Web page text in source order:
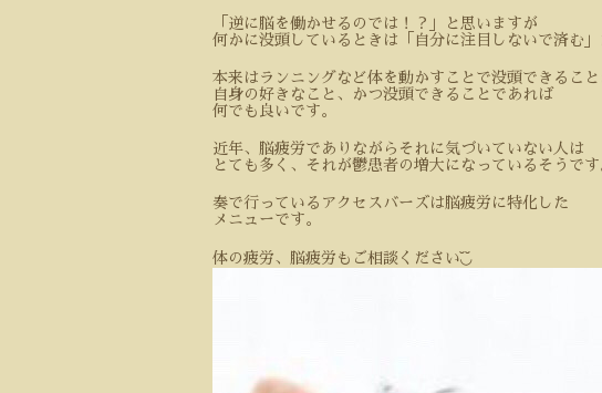
「逆に脳を働かせるのでは！？」と思いますが
何かに没頭しているときは「自分に注目しないで済む
本来はランニングなど体を動かすことで没頭できるこ
自身の好きなこと、かつ没頭できることであれば
何でも良いです。
近年、脳疲労でありながらそれに気づいていない人は
とても多く、それが鬱患者の増大になっているそうです
奏で行っているアクセスバーズは脳疲労に特化した
メニューです。
体の疲労、脳疲労もご相談ください◟̆◞̆